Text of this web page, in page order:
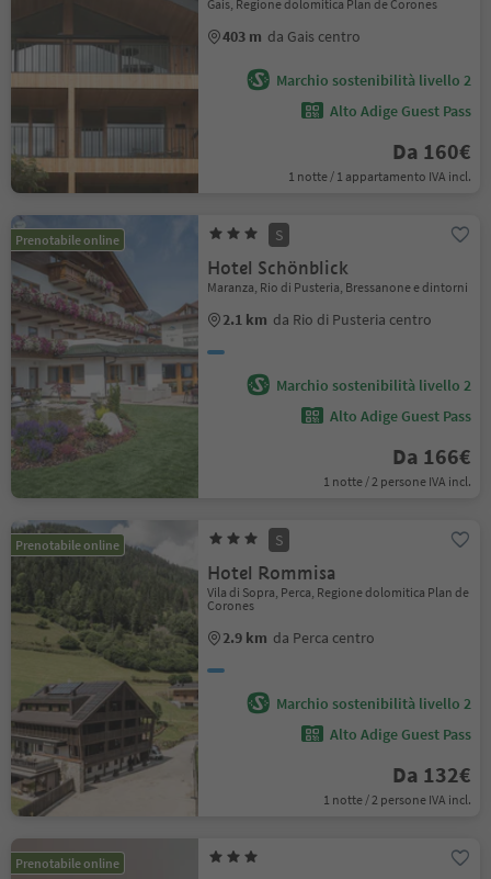
Gais, Regione dolomitica Plan de Corones
403 m da Gais centro
Marchio sostenibilità livello 2
Alto Adige Guest Pass
Da 160€
1 notte / 1 appartamento IVA incl.
Prenotabile online S
Hotel Schönblick
Maranza, Rio di Pusteria, Bressanone e dintorni
2.1 km da Rio di Pusteria centro
Marchio sostenibilità livello 2
Alto Adige Guest Pass
Da 166€
1 notte / 2 persone IVA incl.
Prenotabile online S
Hotel Rommisa
Vila di Sopra, Perca, Regione dolomitica Plan de
Corones
2.9 km da Perca centro
Marchio sostenibilità livello 2
Alto Adige Guest Pass
Da 132€
1 notte / 2 persone IVA incl.
Prenotabile online